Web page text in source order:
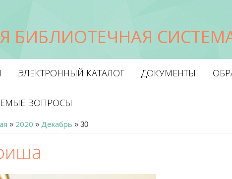
БИБЛИОТЕЧНАЯ
ЭЛЕКТРОННЫЙ КАТАЛОГ ДОКУМЕНТЫ
ВОПРОСЫ
» 2020 » Декабрь » 30